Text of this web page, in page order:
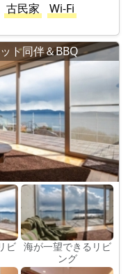
古民家
Wi-Fi
ト同伴＆BBQ
ビ 海が一望できるリビ
ング